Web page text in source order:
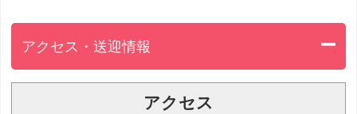
アクセス・送迎情報
アクセス